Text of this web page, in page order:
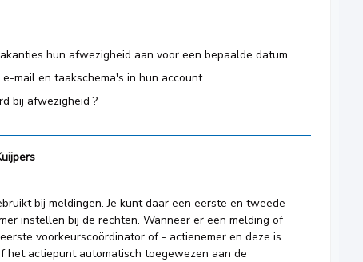
hun afwezigheid aan voor een bepaalde datum.
mail en taakschema's in hun account.
bij afwezigheid ?
bij meldingen. Je kunt daar een eerste en tweede
instellen bij de rechten. Wanneer er een melding of
voorkeurscoördinator of - actienemer en deze is
het actiepunt automatisch toegewezen aan de